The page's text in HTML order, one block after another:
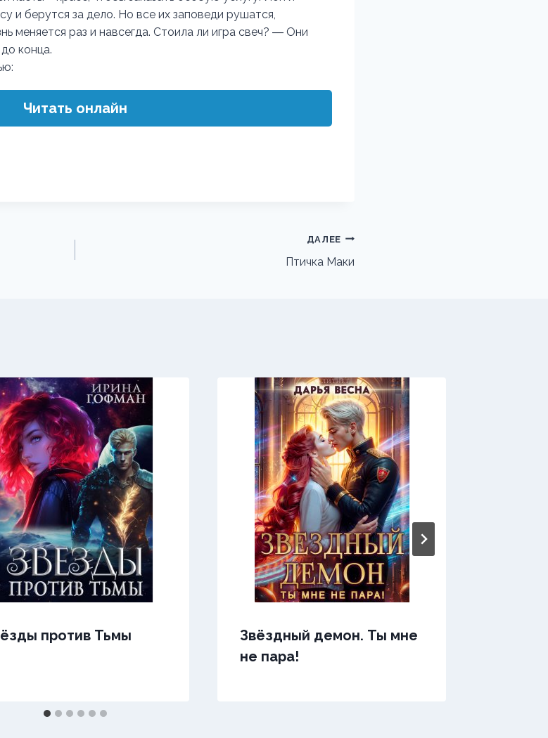
и берутся за дело. Но все их заповеди рушатся,
меняется раз и навсегда. Стоила ли игра свеч? ― Они
конца.
Читать онлайн
ДАЛЕЕ
Птичка Маки
против Тьмы
Звёздный демон. Ты мне
не пара!